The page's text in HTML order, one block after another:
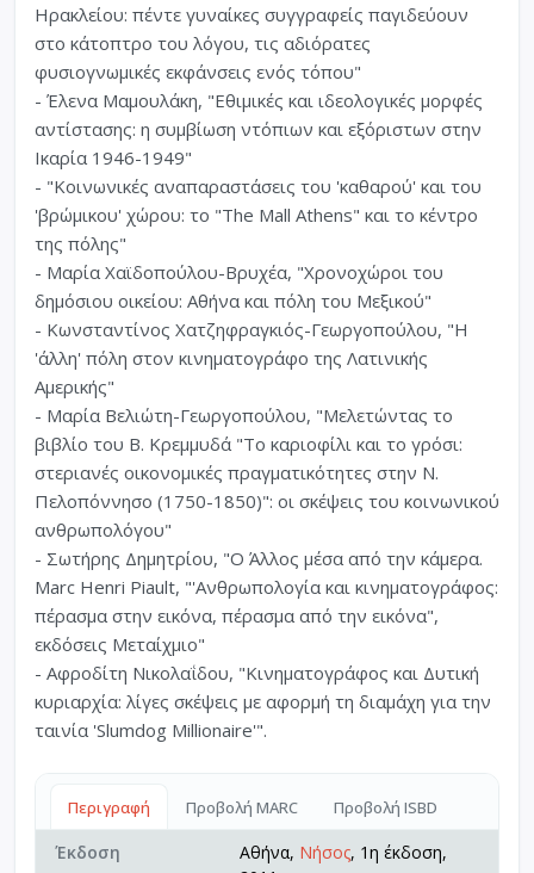
Ηρακλείου: πέντε γυναίκες συγγραφείς παγιδεύουν
στο κάτοπτρο του λόγου, τις αδιόρατες
φυσιογνωμικές εκφάνσεις ενός τόπου"
- Έλενα Μαμουλάκη, "Εθιμικές και ιδεολογικές μορφές
αντίστασης: η συμβίωση ντόπιων και εξόριστων στην
Ικαρία 1946-1949"
- "Κοινωνικές αναπαραστάσεις του 'καθαρού' και του
'βρώμικου' χώρου: το "The Mall Athens" και το κέντρο
της πόλης"
- Μαρία Χαϊδοπούλου-Βρυχέα, "Χρονοχώροι του
δημόσιου οικείου: Αθήνα και πόλη του Μεξικού"
- Κωνσταντίνος Χατζηφραγκιός-Γεωργοπούλου, "Η
'άλλη' πόλη στον κινηματογράφο της Λατινικής
Αμερικής"
- Μαρία Βελιώτη-Γεωργοπούλου, "Μελετώντας το
βιβλίο του Β. Κρεμμυδά "Το καριοφίλι και το γρόσι:
στεριανές οικονομικές πραγματικότητες στην Ν.
Πελοπόννησο (1750-1850)": οι σκέψεις του κοινωνικού
ανθρωπολόγου"
- Σωτήρης Δημητρίου, "Ο Άλλος μέσα από την κάμερα.
Marc Henri Piault, "'Ανθρωπολογία και κινηματογράφος:
πέρασμα στην εικόνα, πέρασμα από την εικόνα",
εκδόσεις Μεταίχμιο"
- Αφροδίτη Νικολαΐδου, "Κινηματογράφος και Δυτική
κυριαρχία: λίγες σκέψεις με αφορμή τη διαμάχη για την
ταινία 'Slumdog Millionaire'".
Περιγραφή Προβολή MARC Προβολή ISBD
Έκδοση Αθήνα, Νήσος, 1η έκδοση,